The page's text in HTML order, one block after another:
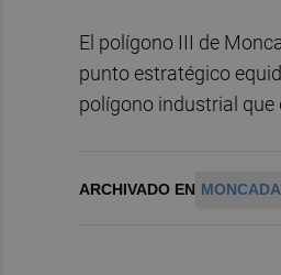
El polígono III de
punto estratégico
polígono industrial que
ARCHIVADO EN MONCADA